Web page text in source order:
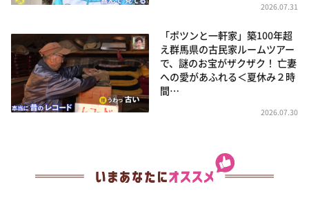
2026.07.31
「ポツンと一軒家」築100年超
え群馬県の古民家ルームツアー
で、謎のお宝がザクザク！ 亡妻
への愛があふれる＜夏休み２時
間…
2026.07.30